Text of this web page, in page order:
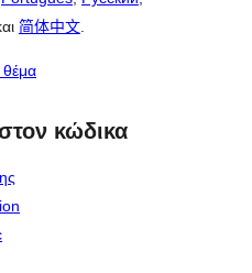
简体中文.
κώδικα